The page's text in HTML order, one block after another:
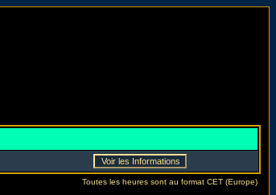
Toutes les heures sont au format CET (Europe)